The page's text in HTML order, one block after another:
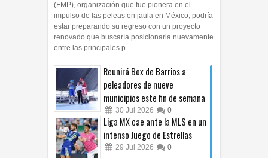
(FMP), organización que fue pionera en el
impulso de las peleas en jaula en México, podría
estar preparando su regreso con un proyecto
renovado que buscaría posicionarla nuevamente
entre las principales p...
Reunirá Box de Barrios a
peleadores de nueve
municipios este fin de semana
30 Jul 2026 0
Liga MX cae ante la MLS en un
intenso Juego de Estrellas
29 Jul 2026 0